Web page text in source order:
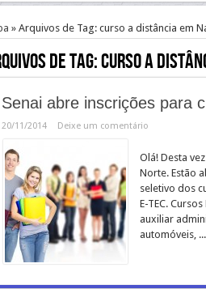
» Arquivos de Tag: curso a distância em
de Tag:curso a
Senai abre inscrições para
20/11/2014 Deixe um comentário
Olá! Desta
Norte. Estão
seletivo dos
E-TEC.
auxiliar
automóveis,